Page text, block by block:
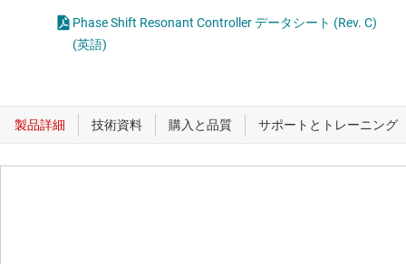
Phase Shift Resonant Controller データシート (Rev. C)
(英語)